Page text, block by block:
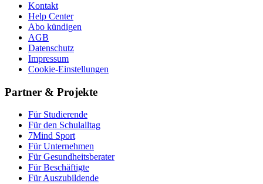
Kontakt
Help Center
Abo kündigen
AGB
Datenschutz
Impressum
Cookie-Einstellungen
Partner & Projekte
Für Stu­die­rende
Für den Schulalltag
7Mind Sport
Für Unter­neh­men
Für Gesund­heits­be­ra­ter
Für Beschäftigte
Für Auszubildende